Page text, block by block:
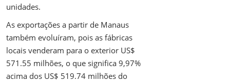
unidades.
As exportações a partir de Manaus
também evoluíram, pois as fábricas
locais venderam para o exterior US$
571.55 milhões, o que significa 9,97%
acima dos US$ 519.74 milhões do